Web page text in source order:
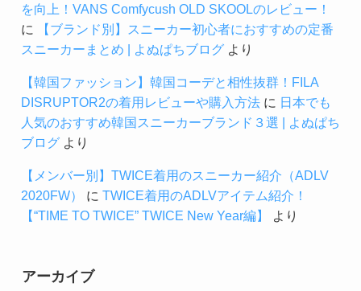
を向上！VANS Comfycush OLD SKOOLのレビュー！
に
【ブランド別】スニーカー初心者におすすめの定番
スニーカーまとめ | よぬぱちブログより
【韓国ファッション】韓国コーデと相性抜群！FILA
DISRUPTOR2の着用レビューや購入方法に 日本でも
人気のおすすめ韓国スニーカーブランド３選 | よぬぱち
ブログより
【メンバー別】TWICE着用のスニーカー紹介（ADLV
2020FW）
に TWICE着用のADLVアイテム紹介！
【“TIME TO TWICE” TWICE New Year編】
より
アーカイブ